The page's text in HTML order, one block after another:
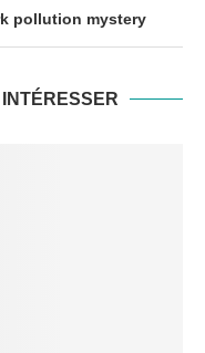
pollution mystery